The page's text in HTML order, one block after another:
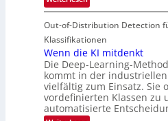
i
n
I
S
I
O
N
T
e
c
h
o
e
n
a
u
f
d
T
a
g
u
n
g
z
u
E
Out-of-Distribution Detection
Klassifikationen
Wenn die KI mitdenkt
Die Deep-Learning-
kommt in der
vielfältig zum Einsatz. Sie
vordefinierten Klassen zu
automatisierte